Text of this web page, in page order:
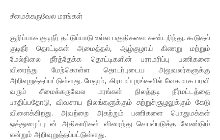
சீமைக்கருவேல மரங்கள்
குறிப்பாக குடிநீர் தட்டுப்பாடு உள்ள பகுதிகளை கண்டறிந்து, கூடுதல்
குடிநீர் தொட்டிகள் அமைத்தல், ஆழ்குழாய் கிணறு மற்றும்
மேல்நிலை நீர்த்தேக்க தொட்டிகளின் பராமரிப்பு பணிகளை
விரைந்து மேற்கொள்ள தொடர்புடைய அலுவலர்களுக்கு
அறிவுறுத்தப்பட்டுள்ளது. மேலும், கிராமப்புறங்களில் வேகமாக பரவி
வரும் சீமைக்கருவேல மரங்கள் நிலத்தடி நீர்மட்டத்தை
பாதிப்பதோடு, விவசாய நிலங்களுக்கும் சுற்றுச்சூழலுக்கும் கேடு
விளைக்கிறது. அவற்றை அகற்றும் பணிகளை பொதுமக்கள்
ஒத்துழைப்புடன் அதிகாரிகள் விரைந்து செயல்படுத்த வேண்டும்
என்றும் அறிவுறுத்தப்பட்டுள்ளது.